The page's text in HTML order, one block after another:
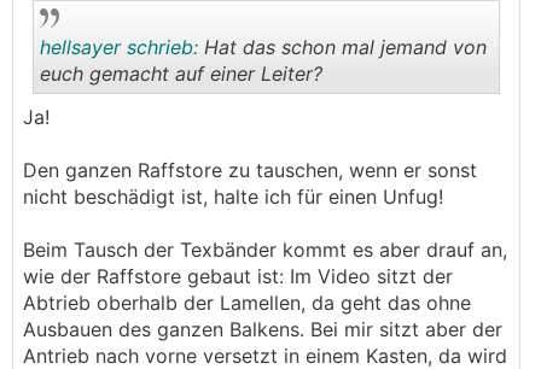
hellsayer schrieb: Hat das schon mal jemand von
euch gemacht auf einer Leiter?
Ja!
Den ganzen Raffstore zu tauschen, wenn er sonst
nicht beschädigt ist, halte ich für einen Unfug!
Beim Tausch der Texbänder kommt es aber drauf an,
wie der Raffstore gebaut ist: Im Video sitzt der
Abtrieb oberhalb der Lamellen, da geht das ohne
Ausbauen des ganzen Balkens. Bei mir sitzt aber der
Antrieb nach vorne versetzt in einem Kasten, da wird